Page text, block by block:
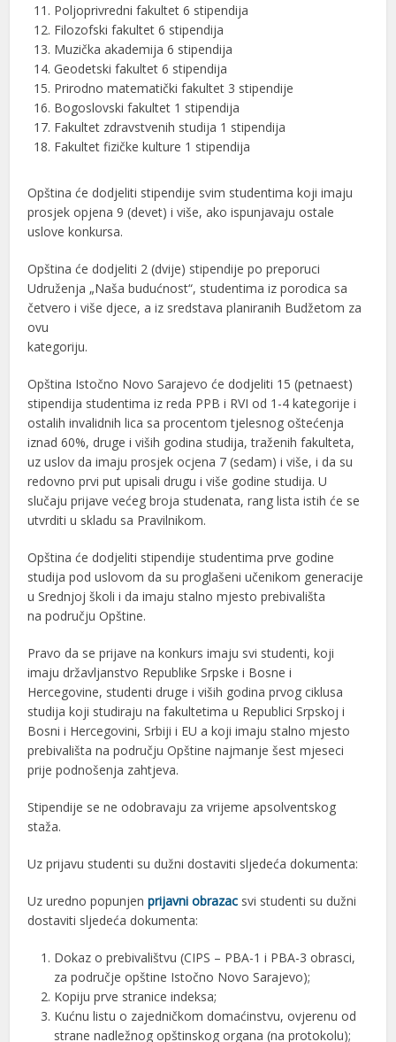
Poljoprivredni fakultet 6 stipendija
Filozofski fakultet 6 stipendija
Muzička akademija 6 stipendija
Geodetski fakultet 6 stipendija
Prirodno matematički fakultet 3 stipendije
Bogoslovski fakultet 1 stipendija
Fakultet zdravstvenih studija 1 stipendija
Fakultet fizičke kulture 1 stipendija
Opština će dodjeliti stipendije svim studentima koji imaju
prosjek opjena 9 (devet) i više, ako ispunjavaju ostale
uslove konkursa.
Opština će dodjeliti 2 (dvije) stipendije po preporuci
Udruženja „Naša budućnost“, studentima iz porodica sa
četvero i više djece, a iz sredstava planiranih Budžetom za
ovu
kategoriju.
Opština Istočno Novo Sarajevo će dodjeliti 15 (petnaest)
stipendija studentima iz reda PPB i RVI od 1-4 kategorije i
ostalih invalidnih lica sa procentom tjelesnog oštećenja
iznad 60%, druge i viših godina studija, traženih fakulteta,
uz uslov da imaju prosjek ocjena 7 (sedam) i više, i da su
redovno prvi put upisali drugu i više godine studija. U
slučaju prijave većeg broja studenata, rang lista istih će se
utvrditi u skladu sa Pravilnikom.
Opština će dodjeliti stipendije studentima prve godine
studija pod uslovom da su proglašeni učenikom generacije
u Srednjoj školi i da imaju stalno mjesto prebivališta
na području Opštine.
Pravo da se prijave na konkurs imaju svi studenti, koji
imaju državljanstvo Republike Srpske i Bosne i
Hercegovine, studenti druge i viših godina prvog ciklusa
studija koji studiraju na fakultetima u Republici Srpskoj i
Bosni i Hercegovini, Srbiji i EU a koji imaju stalno mjesto
prebivališta na području Opštine najmanje šest mjeseci
prije podnošenja zahtjeva.
Stipendije se ne odobravaju za vrijeme apsolventskog
staža.
Uz prijavu studenti su dužni dostaviti sljedeća dokumenta:
Uz uredno popunjenprijavni obrazac svi studenti su dužni
dostaviti sljedeća dokumenta:
Dokaz o prebivalištvu (CIPS – PBA-1 i PBA-3 obrasci,
za područje opštine Istočno Novo Sarajevo);
Kopiju prve stranice indeksa;
Kućnu listu o zajedničkom domaćinstvu, ovjerenu od
strane nadležnog opštinskog organa (na protokolu);